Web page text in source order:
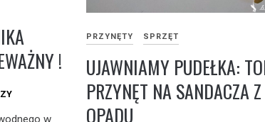
!
w
PRZYNĘTY SPRZĘT
UJAWNIAMY PUDEŁKA:
PRZYNĘT NA SANDACZA Z
OPADU